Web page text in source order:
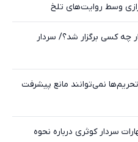
وسط روایت‌های تلخ
چه کسی برگزار شد؟/ سردار
نمی‌توانند مانع پیشرفت
سردار کوثری درباره نحوه